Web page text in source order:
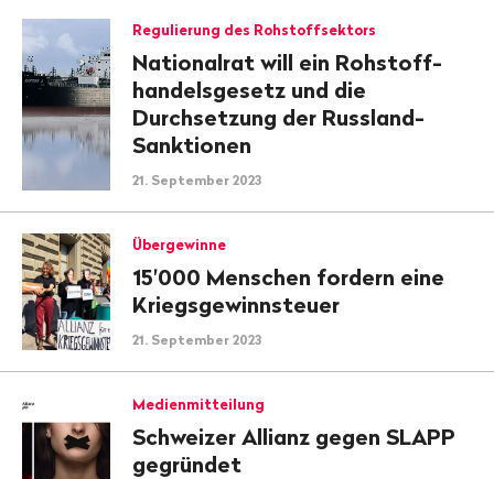
Regulierung des Rohstoffsektors
Nationalrat will ein Rohstoff­
han­delsgesetz und die
Durchsetzung der Russland-
Sanktionen
21. September 2023
Übergewinne
15'000 Menschen fordern eine
Kriegsgewinnsteuer
21. September 2023
Medienmitteilung
Schweizer Allianz gegen SLAPP
gegründet